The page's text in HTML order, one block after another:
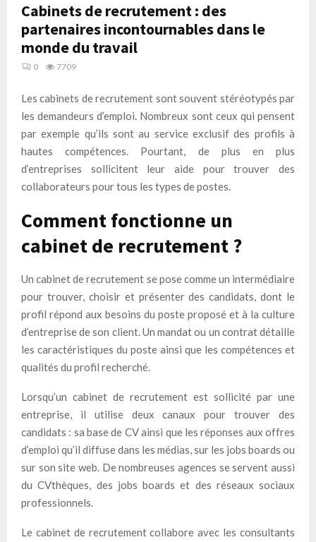
Cabinets de recrutement : des
partenaires incontournables dans le
monde du travail
0 7709
Les cabinets de recrutement sont souvent stéréotypés par
les demandeurs d’emploi. Nombreux sont ceux qui pensent
par exemple qu’ils sont au service exclusif des profils à
hautes compétences. Pourtant, de plus en plus
d’entreprises sollicitent leur aide pour trouver des
collaborateurs pour tous les types de postes.
Comment fonctionne un
cabinet de recrutement ?
Un cabinet de recrutement se pose comme un intermédiaire
pour trouver, choisir et présenter des candidats, dont le
profil répond aux besoins du poste proposé et à la culture
d’entreprise de son client. Un mandat ou un contrat détaille
les caractéristiques du poste ainsi que les compétences et
qualités du profil recherché.
Lorsqu’un cabinet de recrutement est sollicité par une
entreprise, il utilise deux canaux pour trouver des
candidats : sa base de CV ainsi que les réponses aux offres
d’emploi qu’il diffuse dans les médias, sur les jobs boards ou
sur son site web. De nombreuses agences se servent aussi
du CVthèques, des jobs boards et des réseaux sociaux
professionnels.
Le cabinet de recrutement collabore avec les consultants